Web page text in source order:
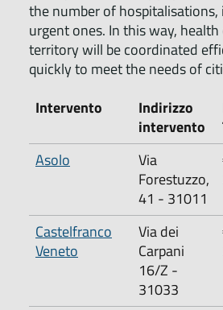
the number of
urgent ones. In this way,
territory will be coordinated
quickly to meet the needs of
Intervento
Indirizzo
intervento
Asolo
Via
Forestuzzo,
41 - 31011
Castelfranco
Veneto
Via dei
Carpani
16/Z -
31033